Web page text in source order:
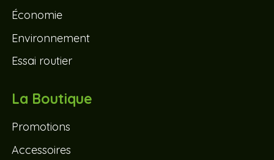
Économie
Environnement
Essai routier
La Boutique
Promotions
Accessoires